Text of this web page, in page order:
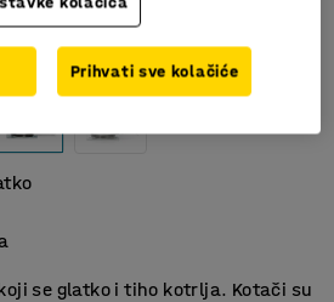
se glatko i tiho kotrlja. Kotači su
Prihvati sve kolačiće